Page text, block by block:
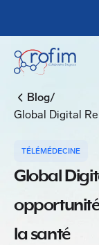
Blog/
Global Digital
TÉLÉMÉDECINE
Global
la santé